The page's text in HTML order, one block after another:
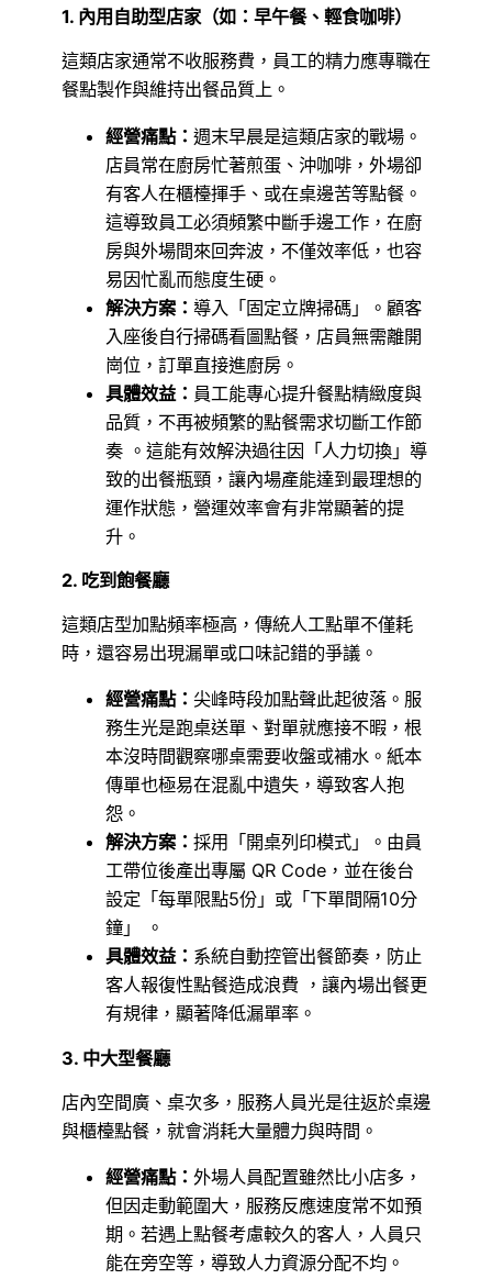
1. 內用自助型店家（如：早午餐、輕食咖啡）
這類店家通常不收服務費，員工的精力應專職在
餐點製作與維持出餐品質上。
經營痛點： 週末早晨是這類店家的戰場。
店員常在廚房忙著煎蛋、沖咖啡，外場卻
有客人在櫃檯揮手、或在桌邊苦等點餐。
這導致員工必須頻繁中斷手邊工作，在廚
房與外場間來回奔波，不僅效率低，也容
易因忙亂而態度生硬。
解決方案： 導入「固定立牌掃碼」。顧客
入座後自行掃碼看圖點餐，店員無需離開
崗位，訂單直接進廚房。
具體效益： 員工能專心提升餐點精緻度與
品質，不再被頻繁的點餐需求切斷工作節
奏 。這能有效解決過往因「人力切換」導
致的出餐瓶頸，讓內場產能達到最理想的
運作狀態，營運效率會有非常顯著的提
升。
2. 吃到飽餐廳
這類店型加點頻率極高，傳統人工點單不僅耗
時，還容易出現漏單或口味記錯的爭議。
經營痛點： 尖峰時段加點聲此起彼落。服
務生光是跑桌送單、對單就應接不暇，根
本沒時間觀察哪桌需要收盤或補水。紙本
傳單也極易在混亂中遺失，導致客人抱
怨。
解決方案： 採用「開桌列印模式」。由員
工帶位後產出專屬 QR Code，並在後台
設定「每單限點5份」或「下單間隔10分
鐘」 。
具體效益： 系統自動控管出餐節奏，防止
客人報復性點餐造成浪費 ，讓內場出餐更
有規律，顯著降低漏單率。
3. 中大型餐廳
店內空間廣、桌次多，服務人員光是往返於桌邊
與櫃檯點餐，就會消耗大量體力與時間。
經營痛點： 外場人員配置雖然比小店多，
但因走動範圍大，服務反應速度常不如預
期。若遇上點餐考慮較久的客人，人員只
能在旁空等，導致人力資源分配不均。